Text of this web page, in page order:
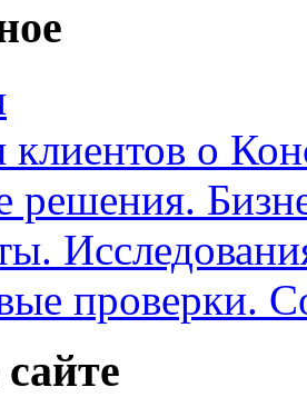
о
решения.
проверки.